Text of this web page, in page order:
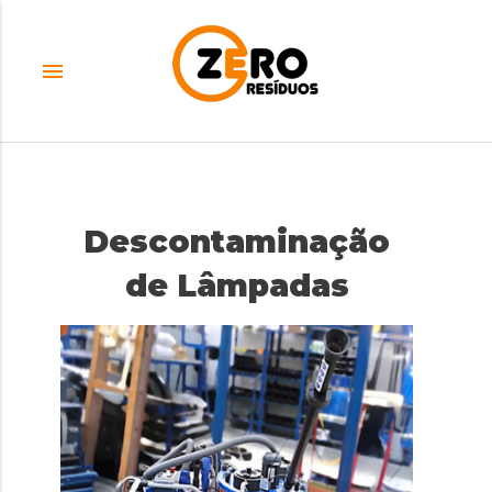
menu
Descontaminação
de Lâmpadas